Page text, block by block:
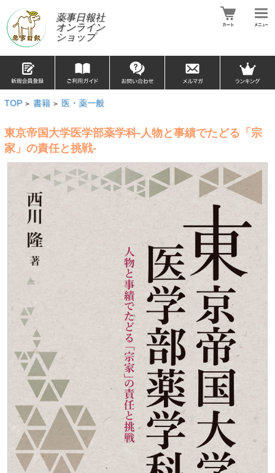
薬事日報社
オンライン
ショップ
TOP > 書籍 > 医・薬一般
東京帝国大学医学部薬学科-人物と事績でたどる「宗
家」の責任と挑戦-